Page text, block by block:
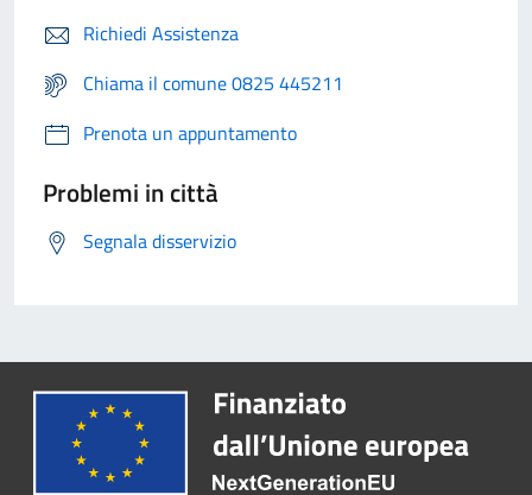
Richiedi Assistenza
Chiama il comune 0825 445211
Prenota un appuntamento
Problemi in città
Segnala disservizio